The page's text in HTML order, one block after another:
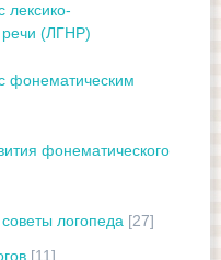
лексико-
речи (ЛГНР)
фонематическим
фонематического
логопеда [27]
[11]